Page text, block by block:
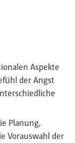
Aspekte
der Angst
Planung,
Vorauswahl der